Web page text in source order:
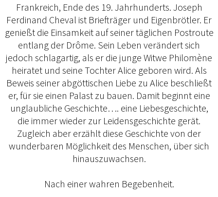
Frankreich, Ende des 19. Jahrhunderts. Joseph
Ferdinand Cheval ist Briefträger und Eigenbrötler. Er
genießt die Einsamkeit auf seiner täglichen Postroute
entlang der Drôme. Sein Leben verändert sich
jedoch schlagartig, als er die junge Witwe Philomène
heiratet und seine Tochter Alice geboren wird. Als
Beweis seiner abgöttischen Liebe zu Alice beschließt
er, für sie einen Palast zu bauen. Damit beginnt eine
unglaubliche Geschichte…. eine Liebesgeschichte,
die immer wieder zur Leidensgeschichte gerät.
Zugleich aber erzählt diese Geschichte von der
wunderbaren Möglichkeit des Menschen, über sich
hinauszuwachsen.
Nach einer wahren Begebenheit.